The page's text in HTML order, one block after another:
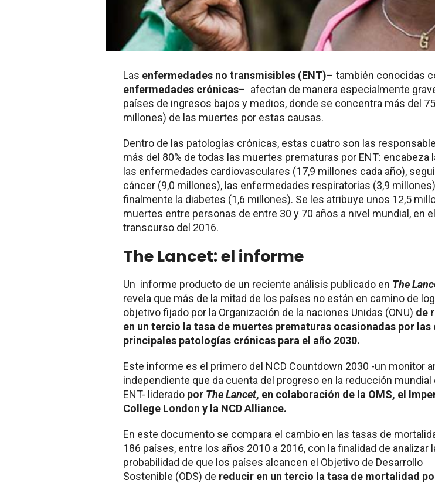
Las enfermedades no transmisibles (ENT)– también conocidas
enfermedades crónicas– afectan de manera especialmente
países de ingresos bajos y medios, donde se concentra más del
millones) de las muertes por estas causas.
Dentro de las patologías crónicas, estas cuatro son las
más del 80% de todas las muertes prematuras por ENT: encabeza
las enfermedades cardiovasculares (17,9 millones cada año),
cáncer (9,0 millones), las enfermedades respiratorias (3,9
finalmente la diabetes (1,6 millones). Se les atribuye unos 12,5
muertes entre personas de entre 30 y 70 años a nivel mundial, en el
transcurso del 2016.
The Lancet: el informe
Un informe producto de un reciente análisis publicado en The
revela que más de la mitad de los países no están en camino de
objetivo fijado por la Organización de la naciones Unidas (ONU) de
en un tercio la tasa de muertes prematuras ocasionadas por las
principales patologías crónicas para el año 2030.
Este informe es el primero del NCD Countdown 2030 -un monitor
independiente que da cuenta del progreso en la reducción mundial
ENT- liderado por The Lancet, en colaboración de la OMS, el
College London y la NCD Alliance.
En este documento se compara el cambio en las tasas de
186 países, entre los años 2010 a 2016, con la finalidad de analizar
probabilidad de que los países alcancen el Objetivo de Desarrollo
Sostenible (ODS) de reducir en un tercio la tasa de mortalidad